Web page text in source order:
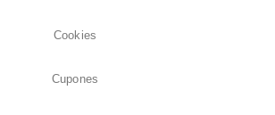
Cookies
Cupones